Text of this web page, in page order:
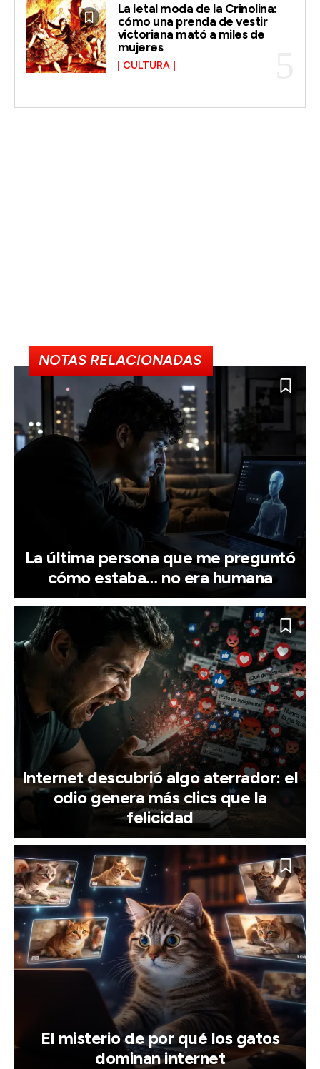
La letal moda de la Crinolina:
cómo una prenda de vestir
victoriana mató a miles de
mujeres
CULTURA
NOTAS RELACIONADAS
La última persona que me preguntó
cómo estaba… no era humana
Internet descubrió algo aterrador: el
odio genera más clics que la
felicidad
El misterio de por qué los gatos
dominan internet